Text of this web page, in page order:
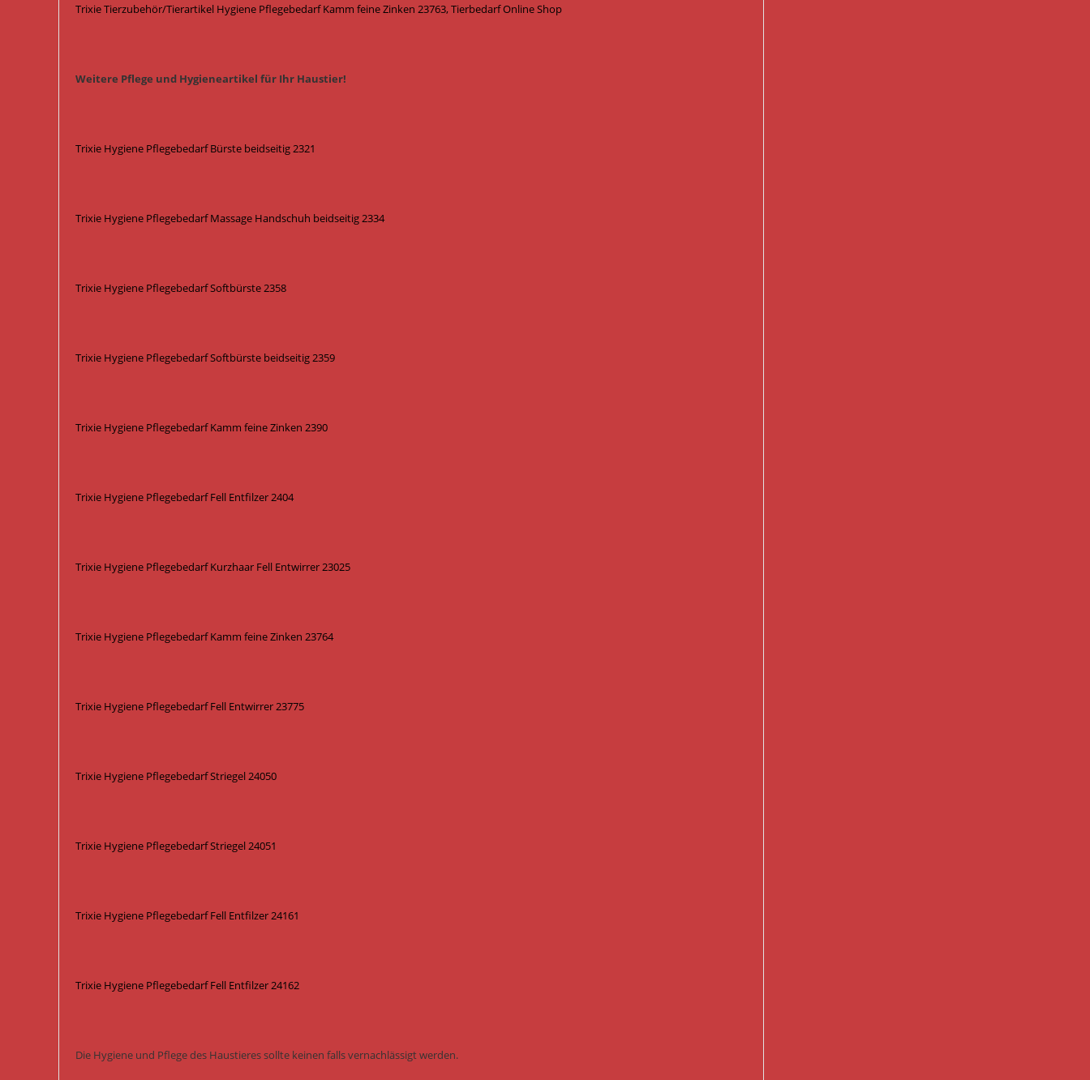
Trixie Tierzubehör/Tierartikel Hygiene Pflegebedarf Kamm feine Zinken 23763, Tierbedarf Online Shop
Weitere Pflege und Hygieneartikel für Ihr Haustier!
Trixie Hygiene Pflegebedarf Bürste beidseitig 2321
Trixie Hygiene Pflegebedarf Massage Handschuh beidseitig 2334
Trixie Hygiene Pflegebedarf Softbürste 2358
Trixie Hygiene Pflegebedarf Softbürste beidseitig 2359
Trixie Hygiene Pflegebedarf Kamm feine Zinken 2390
Trixie Hygiene Pflegebedarf Fell Entfilzer 2404
Trixie Hygiene Pflegebedarf Kurzhaar Fell Entwirrer 23025
Trixie Hygiene Pflegebedarf Kamm feine Zinken 23764
Trixie Hygiene Pflegebedarf Fell Entwirrer 23775
Trixie Hygiene Pflegebedarf Striegel 24050
Trixie Hygiene Pflegebedarf Striegel 24051
Trixie Hygiene Pflegebedarf Fell Entfilzer 24161
Trixie Hygiene Pflegebedarf Fell Entfilzer 24162
Die Hygiene und Pflege des Haustieres sollte keinen falls vernachlässigt werden.